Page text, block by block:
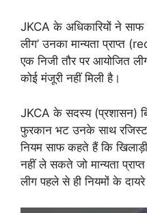
JKCA के अधिकारियों ने साफ
लीग’ उनका मान्यता प्राप्त
एक निजी तौर पर आयोजित
कोई मंजूरी नहीं मिली है।
JKCA के सदस्य (प्रशासन)
फुरकान भट उनके साथ
नियम साफ कहते हैं कि खिलाड़ी
नहीं ले सकते जो मान्यता
लीग पहले से ही नियमों के